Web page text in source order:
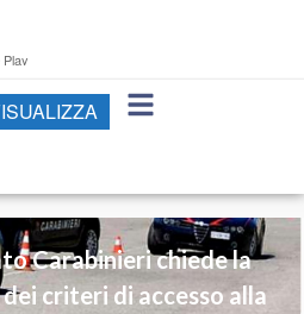
Carabinieri chiede la
criteri di accesso alla